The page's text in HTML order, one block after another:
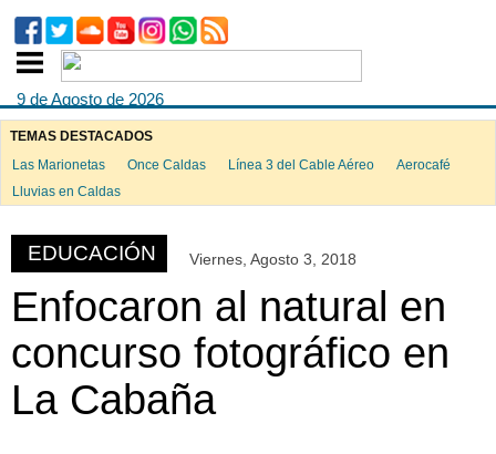
9 de Agosto de 2026
TEMAS DESTACADOS
Las Marionetas
Once Caldas Línea 3 del Cable Aéreo
Aerocafé
Lluvias en Caldas
EDUCACIÓN Viernes, Agosto 3, 2018
Enfocaron al natural en
concurso fotográfico en
La Cabaña